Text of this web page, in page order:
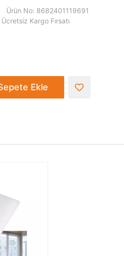
Ürün No: 8682401119691
Kargo Fırsatı
Ekle